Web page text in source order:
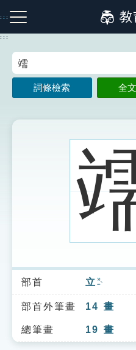
到
主
:::
注音索引圖示 筆畫索
索引選單
知識索引
單字索引
:::
詞條檢索 全
部首 立 ㄌㄧˋ
部首外筆畫 14 畫
總筆畫 19 畫